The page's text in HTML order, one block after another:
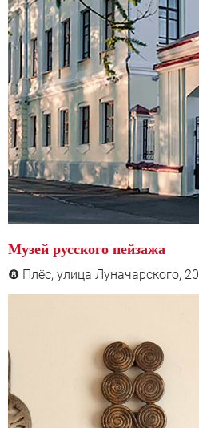
Музей русского пейзажа
❽ Плёс, улица Луначарского, 20